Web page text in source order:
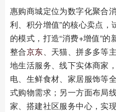
惠购商城定位为数字化聚合
利、积分增值”的核心卖点
的模式，打造“消费+增值”
整合京东、天猫、拼多多等
地生活服务、线下实体商家
电、生鲜食材、家居服饰等
式购物需求；另一方面布局
家、搭建社区服务中心，实